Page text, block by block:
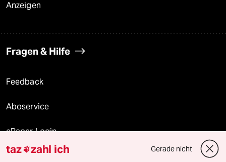
Anzeigen
Fragen & Hilfe
Feedback
Aboservice
ePaper Login
Downloads für Abonnierende
taz zahl ich Gerade nicht